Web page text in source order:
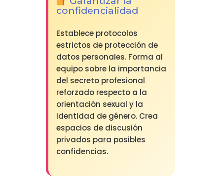
confidencialidad
Establece protocolos
estrictos de protección de
datos personales. Forma al
equipo sobre la importancia
del secreto profesional
reforzado respecto a la
orientación sexual y la
identidad de género. Crea
espacios de discusión
privados para posibles
confidencias.